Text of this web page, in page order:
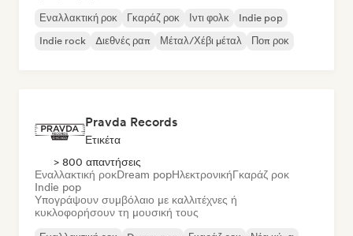
Εναλλακτική ροκ Γκαράζ ροκ Ιντι φολκ
Indie pop
Indie rock
Διεθνές ραπ Μέταλ/Χέβι μέταλ Ποπ ροκ
Pravda Records
Ετικέτα
> 800 απαντήσεις
Εναλλακτική ροκDream popΗλεκτρονικήΓκαράζ ροκ
Indie pop
Υπογράψουν συμβόλαιο με καλλιτέχνες ή
κυκλοφορήσουν τη μουσική τους